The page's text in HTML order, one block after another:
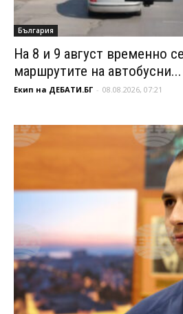
България
На 8 и 9 август временно
маршрутите на автобусни...
Екип на ДЕБАТИ.БГ - 08.08.2026, 07:21